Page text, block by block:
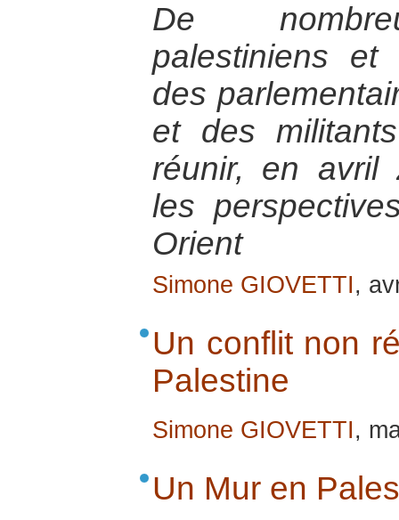
De
palestiniens et
des
et des
réunir, en avril
les
Orient
Simone GIOVETTI,
Un conflit non
Palestine
Simone GIOVETTI,
Un Mur en